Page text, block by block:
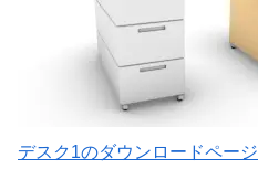
デスク1のダウンロードページ